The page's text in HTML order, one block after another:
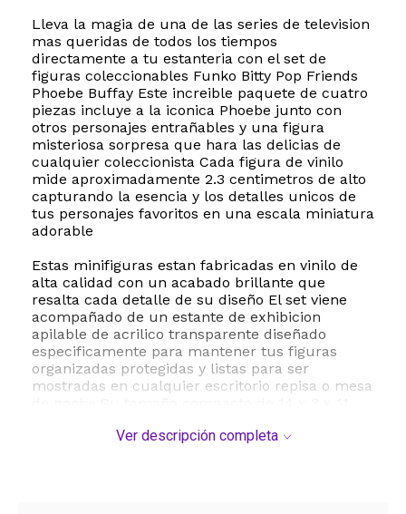
Lleva la magia de una de las series de television
mas queridas de todos los tiempos
directamente a tu estanteria con el set de
figuras coleccionables Funko Bitty Pop Friends
Phoebe Buffay Este increible paquete de cuatro
piezas incluye a la iconica Phoebe junto con
otros personajes entrañables y una figura
misteriosa sorpresa que hara las delicias de
cualquier coleccionista Cada figura de vinilo
mide aproximadamente 2.3 centimetros de alto
capturando la esencia y los detalles unicos de
tus personajes favoritos en una escala miniatura
adorable
Estas minifiguras estan fabricadas en vinilo de
alta calidad con un acabado brillante que
resalta cada detalle de su diseño El set viene
acompañado de un estante de exhibicion
apilable de acrilico transparente diseñado
especificamente para mantener tus figuras
organizadas protegidas y listas para ser
mostradas en cualquier escritorio repisa o mesa
gramos lo convierten en el accesorio decorativo
Ver descripción completa